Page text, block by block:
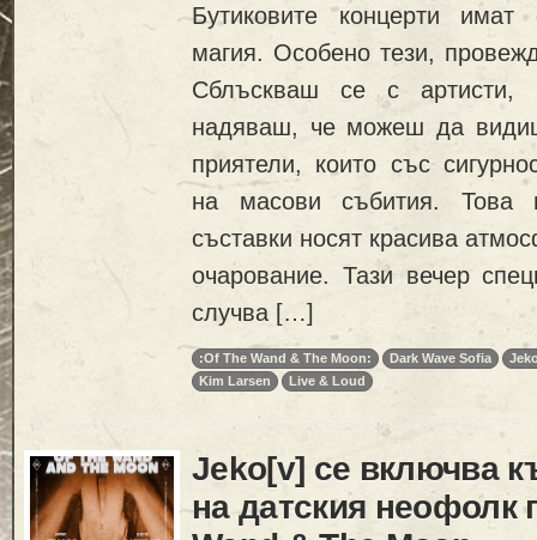
Бутиковите концерти имат
магия. Особено тези,
Сблъскваш се с
надяваш, че можеш да
приятели, които със
на масови събития. Това
съставки носят красива
очарование. Тази вечер
случва […]
:Of The Wand & The Moon: Dark Wave Sofia
Kim Larsen
Live & Loud
Jeko[v] се включва
на датския неофолк